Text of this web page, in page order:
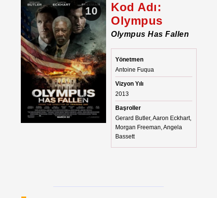
10
Kod Adı:
Olympus
Olympus Has Fallen
Yönetmen
Antoine Fuqua
Vizyon Yılı
2013
Başroller
Gerard Butler, Aaron Eckhart,
Morgan Freeman, Angela
Bassett